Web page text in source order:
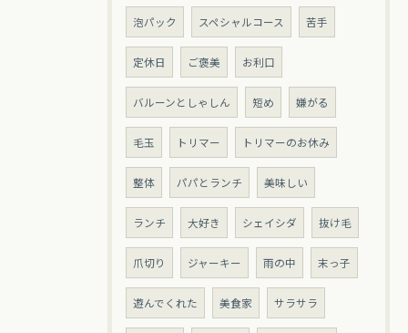
泡パック スペシャルコース 苦手
定休日 ご褒美 お利口
バルーンとしゃしん 短め 嫌がる
毛玉 トリマー トリマーのお休み
整体 パパとランチ 美味しい
ランチ 大好き シェイシダ 抜け毛
爪切り ジャーキー 雨の中 末っ子
遊んでくれた 美食家 サラサラ